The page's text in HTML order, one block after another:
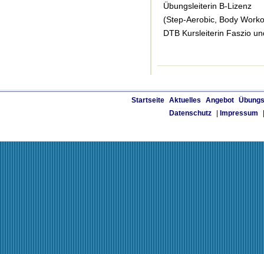
Übungsleiterin B-Lizenz
(Step-Aerobic, Body
DTB Kursleiterin Faszio
Startseite Aktuelles Angebot
Datenschutz
Impressum